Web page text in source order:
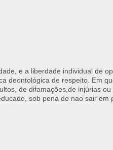
e a liberdade individual de
deontológica de respeito. Em
de difamações,de injúrias ou
sob pena de nao sair em